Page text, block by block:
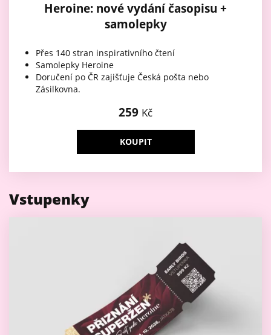
Heroine: nové vydání časopisu +
samolepky
Přes 140 stran inspirativního čtení
Samolepky Heroine
Doručení po ČR zajišťuje Česká pošta nebo
Zásilkovna.
259 Kč
KOUPIT
Vstupenky